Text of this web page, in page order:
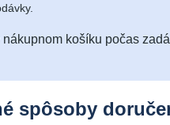
košíku počas
spôsoby